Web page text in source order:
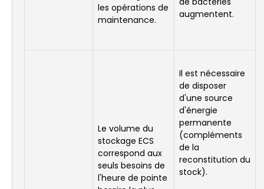
les opérations de
maintenance.
augmentent.
Le volume du
stockage ECS
correspond aux
seuls besoins de
l'heure de pointe
Il est nécessaire
de disposer
d'une source
d'énergie
permanente
(compléments
de la
reconstitution du
stock).